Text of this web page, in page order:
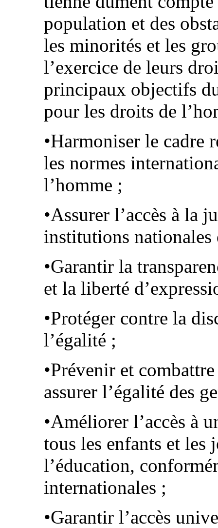
population et des
les minorités et les
l’exercice de leurs
principaux objectifs
pour les droits de
•Harmoniser le cadre
les normes
l’homme ;
•Assurer l’accès à la
institutions nationales
•Garantir la
et la liberté
•Protéger contre la
l’égalité ;
•Prévenir et
assurer l’égalité des
•Améliorer l’accès à
tous les enfants et les
l’éducation,
internationales ;
•Garantir l’accès